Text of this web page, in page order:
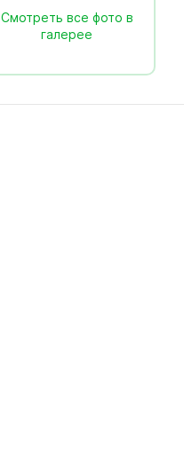
Смотреть все фото в
галерее